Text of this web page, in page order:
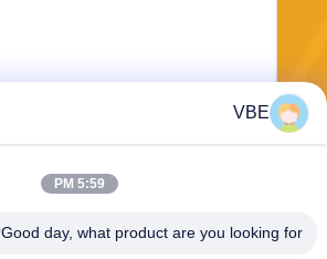
VBE
5:59 PM
Good day, what product are you looking for?